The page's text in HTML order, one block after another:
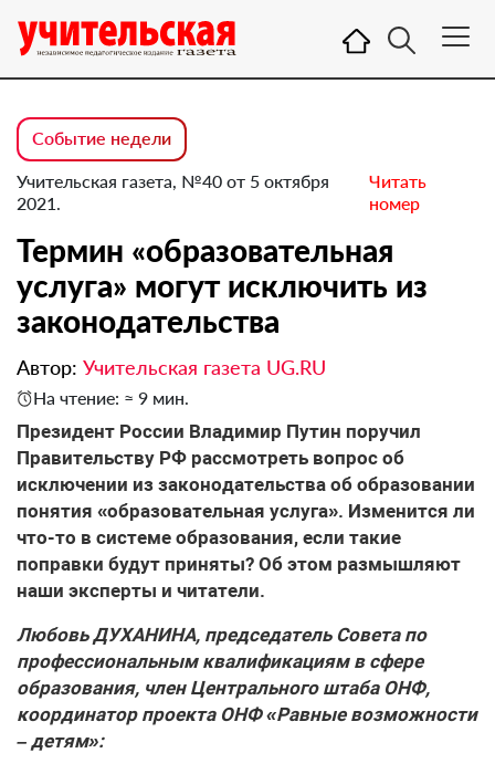
Событие недели
Учительская газета, №40 от 5 октября
2021.
Читать
номер
Термин «образовательная
услуга» могут исключить из
законодательства
Автор: Учительская газета UG.RU
На чтение: ≈ 9 мин.
Президент России Владимир Путин поручил
Правительству РФ рассмотреть вопрос об
исключении из законодательства об образовании
понятия «образовательная услуга». Изменится ли
что-то в системе образования, если такие
поправки будут приняты? Об этом размышляют
наши эксперты и читатели.
Любовь ДУХАНИНА, председатель Совета по
профессиональным квалификациям в сфере
образования, член Центрального штаба ОНФ,
координатор проекта ОНФ «Равные возможности
– детям»: